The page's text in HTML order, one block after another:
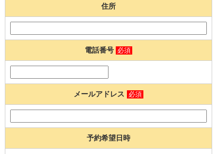
住所
電話番号 必須
メールアドレス 必須
予約希望日時